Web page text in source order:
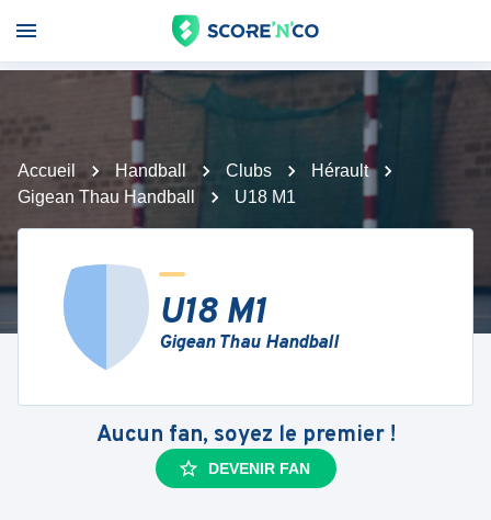
Accueil Handball Clubs
Hérault
Gigean Thau Handball
U18 M1
U18 M1
Gigean Thau Handball
Aucun fan, soyez le premier !
DEVENIR FAN